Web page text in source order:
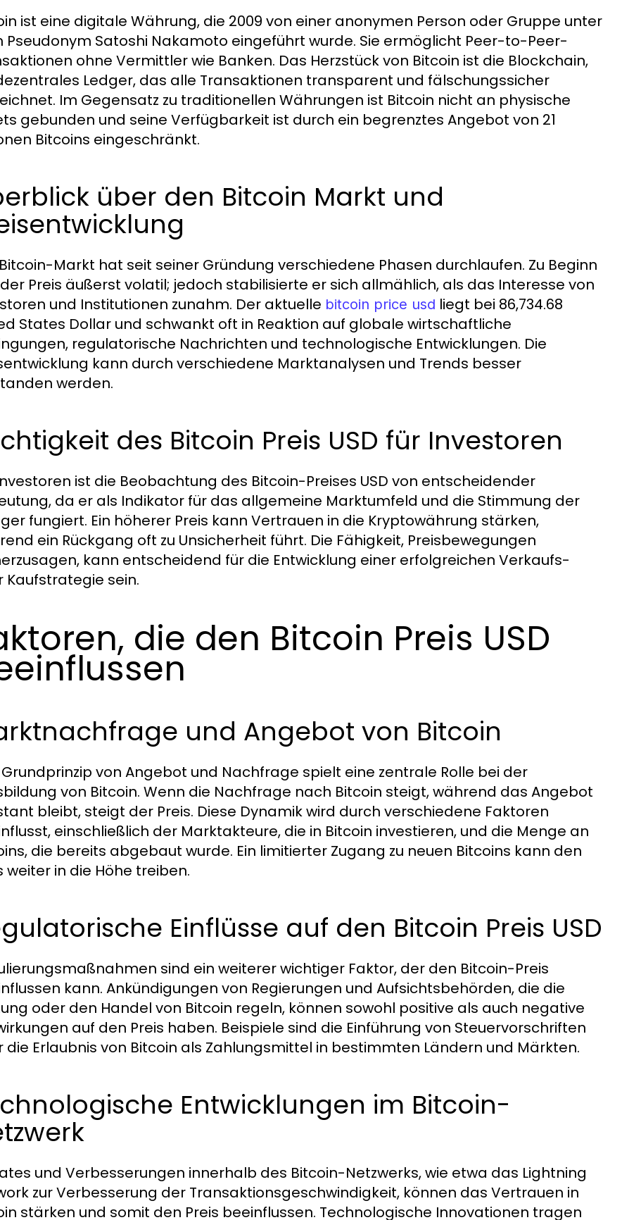
ist eine digitale Währung, die 2009 von einer anonymen Person oder Gruppe unter
Pseudonym Satoshi Nakamoto eingeführt wurde. Sie ermöglicht Peer-to-Peer-
ohne Vermittler wie Banken. Das Herzstück von Bitcoin ist die Blockchain,
Ledger, das alle Transaktionen transparent und fälschungssicher
Im Gegensatz zu traditionellen Währungen ist Bitcoin nicht an physische
gebunden und seine Verfügbarkeit ist durch ein begrenztes Angebot von 21
Bitcoins eingeschränkt.
über den Bitcoin Markt und
Markt hat seit seiner Gründung verschiedene Phasen durchlaufen. Zu Beginn
Preis äußerst volatil; jedoch stabilisierte er sich allmählich, als das Interesse von
und Institutionen zunahm. Der aktuelle bitcoin price usd liegt bei 86,734.68
States Dollar und schwankt oft in Reaktion auf globale wirtschaftliche
regulatorische Nachrichten und technologische Entwicklungen. Die
kann durch verschiedene Marktanalysen und Trends besser
werden.
des Bitcoin Preis USD für Investoren
ist die Beobachtung des Bitcoin-Preises USD von entscheidender
da er als Indikator für das allgemeine Marktumfeld und die Stimmung der
fungiert. Ein höherer Preis kann Vertrauen in die Kryptowährung stärken,
ein Rückgang oft zu Unsicherheit führt. Die Fähigkeit, Preisbewegungen
kann entscheidend für die Entwicklung einer erfolgreichen Verkaufs-
Kaufstrategie sein.
die den Bitcoin Preis USD
und Angebot von Bitcoin
von Angebot und Nachfrage spielt eine zentrale Rolle bei der
von Bitcoin. Wenn die Nachfrage nach Bitcoin steigt, während das Angebot
bleibt, steigt der Preis. Diese Dynamik wird durch verschiedene Faktoren
einschließlich der Marktakteure, die in Bitcoin investieren, und die Menge an
die bereits abgebaut wurde. Ein limitierter Zugang zu neuen Bitcoins kann den
weiter in die Höhe treiben.
Einflüsse auf den Bitcoin Preis USD
sind ein weiterer wichtiger Faktor, der den Bitcoin-Preis
kann. Ankündigungen von Regierungen und Aufsichtsbehörden, die die
oder den Handel von Bitcoin regeln, können sowohl positive als auch negative
auf den Preis haben. Beispiele sind die Einführung von Steuervorschriften
die Erlaubnis von Bitcoin als Zahlungsmittel in bestimmten Ländern und Märkten.
Entwicklungen im Bitcoin-
und Verbesserungen innerhalb des Bitcoin-Netzwerks, wie etwa das Lightning
zur Verbesserung der Transaktionsgeschwindigkeit, können das Vertrauen in
stärken und somit den Preis beeinflussen. Technologische Innovationen tragen